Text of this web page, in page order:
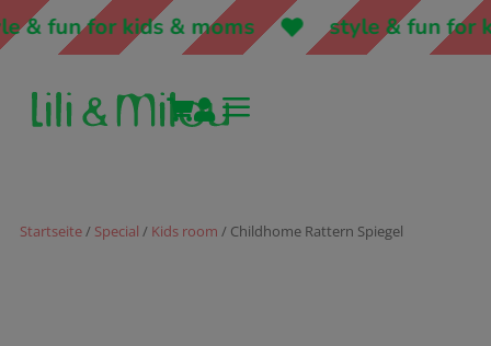
& fun for kids & moms style & fun for
a
Startseite/ Special / Kids room / Childhome Rattern Spiegel